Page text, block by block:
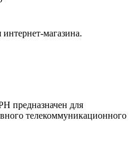
магазина.
предназначен для
телекоммуникационного